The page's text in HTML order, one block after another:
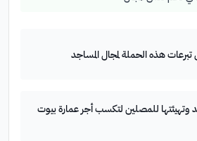
هذه الحملة لمجال المساجد
وتهيئتها للمصلين لتكسب أجر عمارة بيوت